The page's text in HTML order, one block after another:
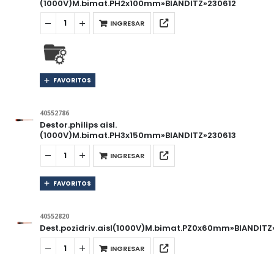
(1000V)M.bimat.PH2x100mm»BIANDITZ»230612
INGRESAR
FAVORITOS
40552786
Destor.philips aisl.
(1000V)M.bimat.PH3x150mm»BIANDITZ»230613
INGRESAR
FAVORITOS
40552820
INGRESAR